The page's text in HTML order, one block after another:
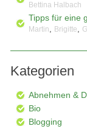
Bettina Halbach
Tipps für eine
Martin, Brigitte,
Kategorien
Abnehmen &
Bio
Blogging